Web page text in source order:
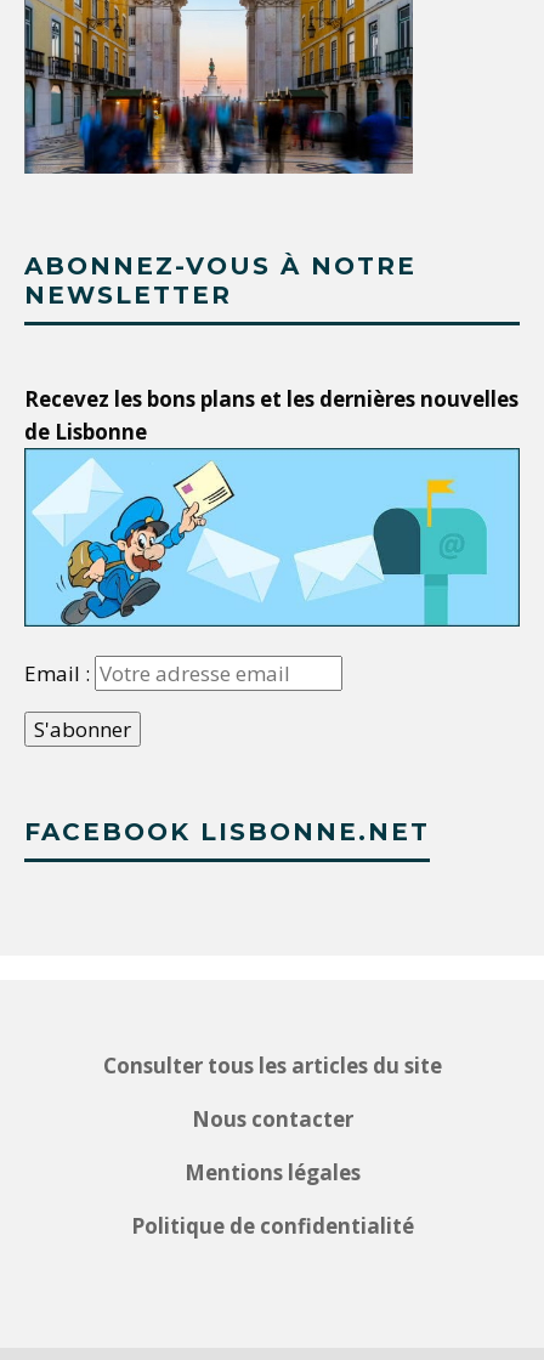
ABONNEZ-VOUS À NOTRE
NEWSLETTER
Recevez les bons plans et les dernières nouvelles
de Lisbonne
Email :
FACEBOOK LISBONNE.NET
Consulter tous les articles du site
Nous contacter
Mentions légales
Politique de confidentialité